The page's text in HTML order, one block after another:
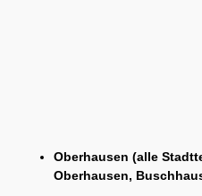
Oberhausen (alle
Oberhausen,